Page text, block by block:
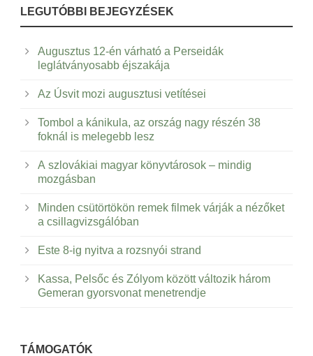
LEGUTÓBBI BEJEGYZÉSEK
Augusztus 12-én várható a Perseidák
leglátványosabb éjszakája
Az Úsvit mozi augusztusi vetítései
Tombol a kánikula, az ország nagy részén 38
foknál is melegebb lesz
A szlovákiai magyar könyvtárosok – mindig
mozgásban
Minden csütörtökön remek filmek várják a nézőket
a csillagvizsgálóban
Este 8-ig nyitva a rozsnyói strand
Kassa, Pelsőc és Zólyom között változik három
Gemeran gyorsvonat menetrendje
TÁMOGATÓK